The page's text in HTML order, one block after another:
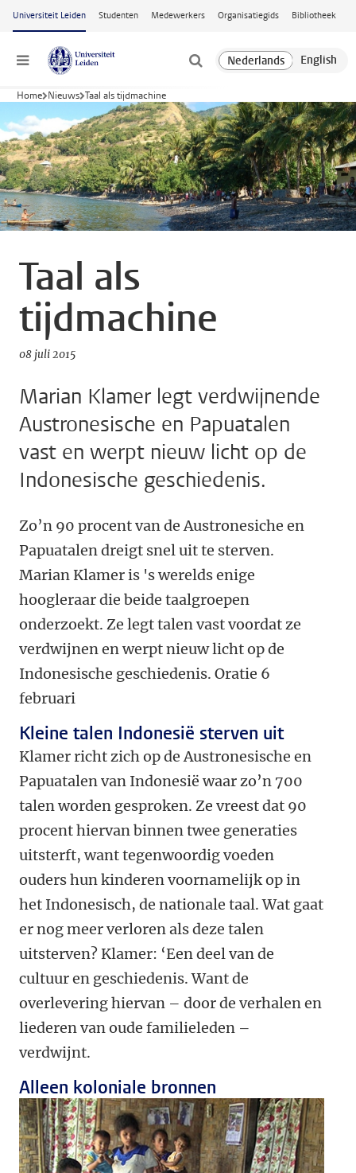
Ga naar hoofdinhoud
Universiteit Leiden Studenten Medewerkers Organisatiegids Bibliotheek
Menu
Home Nieuws Taal als tijdmachine
Taal als
tijdmachine
08 juli 2015
Marian Klamer legt verdwijnende
Austronesische en Papuatalen
vast en werpt nieuw licht op de
Indonesische geschiedenis.
Zo’n 90 procent van de Austronesiche en
Papuatalen dreigt snel uit te sterven.
Marian Klamer is 's werelds enige
hoogleraar die beide taalgroepen
onderzoekt. Ze legt talen vast voordat ze
verdwijnen en werpt nieuw licht op de
Indonesische geschiedenis. Oratie 6
februari
Kleine talen Indonesië sterven uit
Klamer richt zich op de Austronesische en
Papuatalen van Indonesië waar zo’n 700
talen worden gesproken. Ze vreest dat 90
procent hiervan binnen twee generaties
uitsterft, want tegenwoordig voeden
ouders hun kinderen voornamelijk op in
het Indonesisch, de nationale taal. Wat gaat
er nog meer verloren als deze talen
uitsterven? Klamer: ‘Een deel van de
cultuur en geschiedenis. Want de
overlevering hiervan – door de verhalen en
liederen van oude familieleden –
verdwijnt.
Alleen koloniale bronnen